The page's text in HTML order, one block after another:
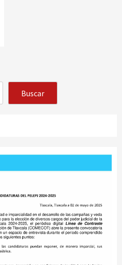
Buscar